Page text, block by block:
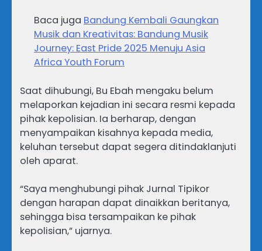
Baca juga Bandung Kembali Gaungkan
Musik dan Kreativitas: Bandung Musik
Journey: East Pride 2025 Menuju Asia
Africa Youth Forum
Saat dihubungi, Bu Ebah mengaku belum
melaporkan kejadian ini secara resmi kepada
pihak kepolisian. Ia berharap, dengan
menyampaikan kisahnya kepada media,
keluhan tersebut dapat segera ditindaklanjuti
oleh aparat.
“Saya menghubungi pihak Jurnal Tipikor
dengan harapan dapat dinaikkan beritanya,
sehingga bisa tersampaikan ke pihak
kepolisian,” ujarnya.